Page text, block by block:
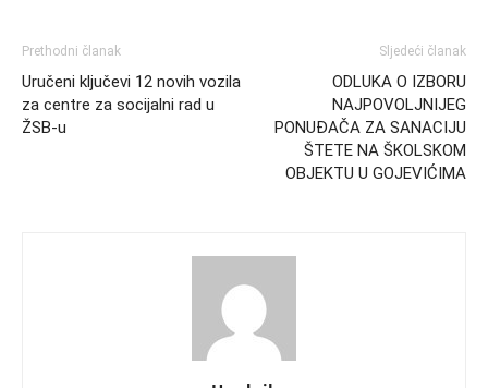
Prethodni članak
Uručeni ključevi 12 novih vozila
za centre za socijalni rad u
ŽSB-u
Sljedeći članak
ODLUKA O IZBORU
NAJPOVOLJNIJEG
PONUĐAČA ZA SANACIJU
ŠTETE NA ŠKOLSKOM
OBJEKTU U GOJEVIĆIMA